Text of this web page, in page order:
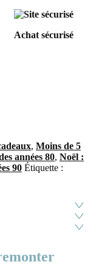
Achat sécurisé
, Moins de 5
années 80, Noël :
90 Étiquette :